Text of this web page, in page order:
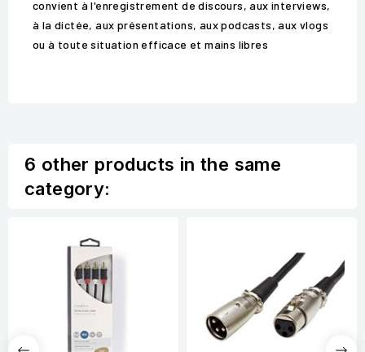
convient à l'enregistrement de discours, aux interviews,
à la dictée, aux présentations, aux podcasts, aux vlogs
ou à toute situation efficace et mains libres
6 other products in the same
category: